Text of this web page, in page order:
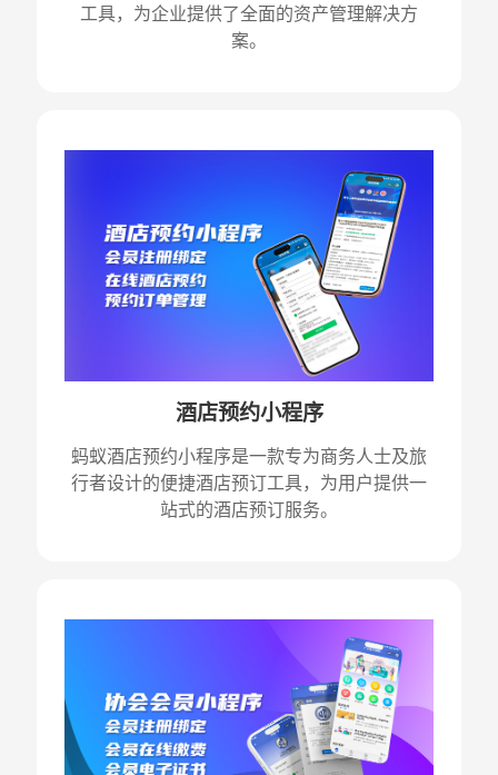
工具，为企业提供了全面的资产管理解决方
案。
酒店预约小程序
蚂蚁酒店预约小程序是一款专为商务人士及旅
行者设计的便捷酒店预订工具，为用户提供一
站式的酒店预订服务。